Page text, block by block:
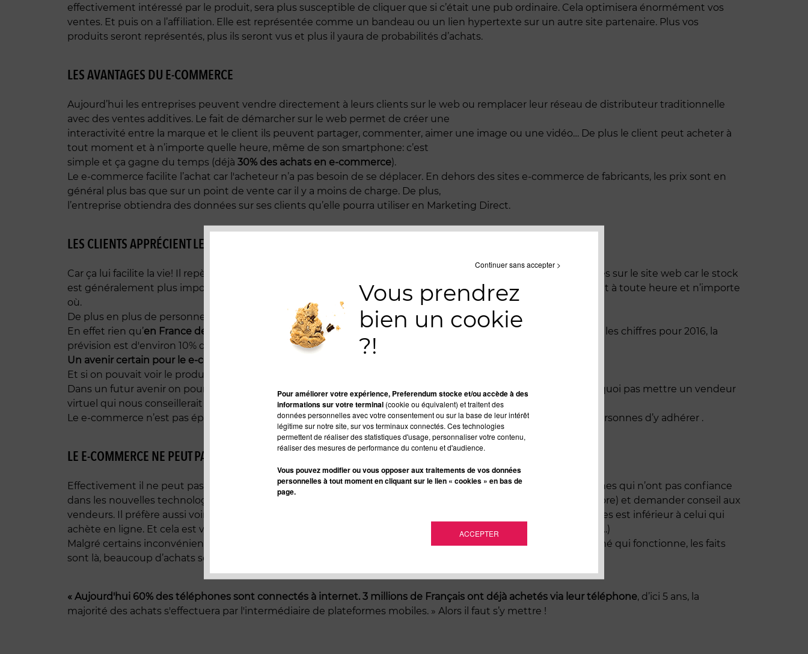
Vous prendrez
bien un cookie
?!
Pour améliorer votre expérience, Preferendum stocke et/ou accède à des
informations sur votre terminal (cookie ou équivalent) et traitent des
données personnelles avec votre consentement ou sur la base de leur intérêt
légitime sur notre site, sur vos terminaux connectés. Ces technologies
permettent de réaliser des statistiques d'usage, personnaliser votre contenu,
réaliser des mesures de performance du contenu et d'audience.
Vous pouvez modifier ou vous opposer aux traitements de vos données
personnelles à tout moment en cliquant sur le lien « cookies » en bas de
page.
ACCEPTER
Continuer sans accepter >
effectivement intéressé par le produit, sera plus susceptible de cliquer que si c’était une pub ordinaire. Cela optimisera énormément vos
ventes. Et puis on a l’affiliation. Elle est représentée comme un bandeau ou un lien hypertexte sur un autre site partenaire. Plus vos
produits seront représentés, plus ils seront vus et plus il yaura de probabilités d’achats.
LES AVANTAGES DU E-COMMERCE
Aujourd’hui les entreprises peuvent vendre directement à leurs clients sur le web ou remplacer leur réseau de distributeur traditionnelle
avec des ventes additives. Le fait de démarcher sur le web permet de créer une
interactivité entre la marque et le client ils peuvent partager, commenter, aimer une image ou une vidéo… De plus le client peut acheter à
tout moment et à n’importe quelle heure, même de son smartphone: c’est
simple et ça gagne du temps (déjà 30% des achats en e-commerce).
Le e-commerce facilite l’achat car l'acheteur n’a pas besoin de se déplacer. En dehors des sites e-commerce de fabricants, les prix sont en
général plus bas que sur un point de vente car il y a moins de charge. De plus,
l’entreprise obtiendra des données sur ses clients qu’elle pourra utiliser en Marketing Direct.
LES CLIENTS APPRÉCIENT LE E-COMMERCE
Car ça lui facilite la vie! Il repère l‘article désiré sur le site d’une marque, les articles sont généralement disponibles sur le site web car le stock
est généralement plus important que dans une boutique. Il peut également comparer les prix, et faire son achat à toute heure et n’importe
où.
De plus en plus de personnes font leurs achats sur le net, une large cible potentielle vous attend !
En effet rien qu’en France de 2004 à 2015 le marché a progressé de 14,3% à 64,9
. Alors imaginez les chiffres pour 2016, la
prévision est d'environ 10% de plus par rapport aux 64,9 milliards d'euros enregistrés en 2015.
Un avenir certain pour le e-commerce.
Et si on pouvait voir le produit sous toutes ses formes? Et si on utilisait la 3D!
Dans un futur avenir on pourra tout depuis notre smartphone, acheter à partir de photos ou vidéos 3D. Et pourquoi pas mettre un vendeur
virtuel qui nous conseillerait sur le web!
Le e-commerce n’est pas éphémère, il ne cesse d’évoluer, de s’améliorer afin de convaincre un maximum de personnes d’y adhérer .
LE E-COMMERCE NE PEUT PAS TOUT FAIRE
Effectivement il ne peut pas forcer un individu qui est méfiant de l’achat en ligne, nombreuses sont les personnes qui n’ont pas confiance
dans les nouvelles technologies. Beaucoup de personnes préfèrent se rendre sur un point de vente (Web to Store) et demander conseil aux
vendeurs. Il préfère aussi voir et essayer le produit avant de l’acheter. Mais rassurez-vous ce nombre de personnes est inférieur à celui qui
achète en ligne. Et cela est variable selon le type de produits et de services proposés aux clients (retour gratuit …)
Malgré certains inconvénients, les achats se font de plus en plus sur le net, le digital c’est l’avenir. C’est un marché qui fonctionne, les faits
sont là, beaucoup d’achats se font sur le web !
« Aujourd'hui 60% des téléphones sont connectés à internet. 3 millions de Français ont déjà achetés via leur téléphone, d’ici 5 ans, la
majorité des achats s'effectuera par l'intermédiaire de plateformes mobiles. » Alors il faut s’y mettre !